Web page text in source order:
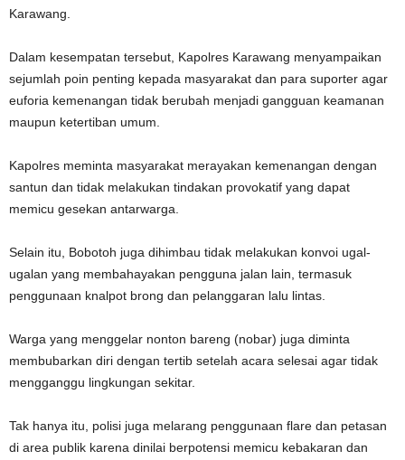
Karawang.
Dalam kesempatan tersebut, Kapolres Karawang menyampaikan
sejumlah poin penting kepada masyarakat dan para suporter agar
euforia kemenangan tidak berubah menjadi gangguan keamanan
maupun ketertiban umum.
Kapolres meminta masyarakat merayakan kemenangan dengan
santun dan tidak melakukan tindakan provokatif yang dapat
memicu gesekan antarwarga.
Selain itu, Bobotoh juga dihimbau tidak melakukan konvoi ugal-
ugalan yang membahayakan pengguna jalan lain, termasuk
penggunaan knalpot brong dan pelanggaran lalu lintas.
Warga yang menggelar nonton bareng (nobar) juga diminta
membubarkan diri dengan tertib setelah acara selesai agar tidak
mengganggu lingkungan sekitar.
Tak hanya itu, polisi juga melarang penggunaan flare dan petasan
di area publik karena dinilai berpotensi memicu kebakaran dan